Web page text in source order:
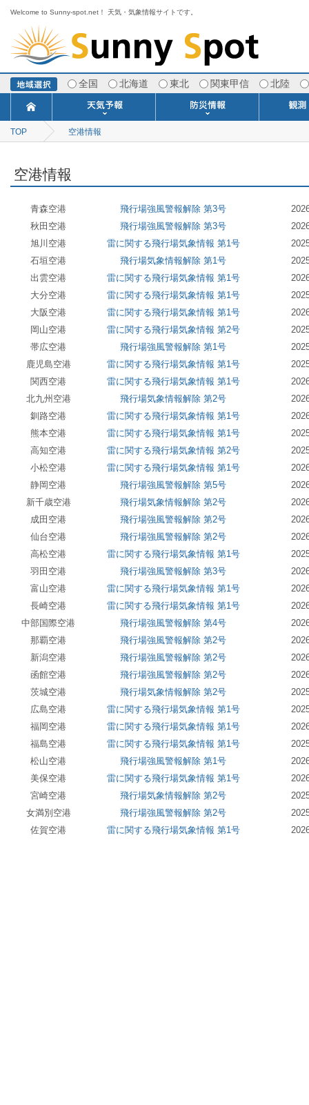
Welcome to Sunny-spot.net！ 天気・気象情報サイトです。
全国 北海道 東北 関東甲信 北陸
TOPICS
分布予報
今日明日の天気
ポイント予報
週間天気予報
1ヶ月予報
3ヶ月予報
寒・暖候期予報
世界の天気
海上予報
TOP 空港情報
空港情報
青森空港 飛行場強風警報解除 第3号
秋田空港
飛行場強風警報解除 第3号
旭川空港
雷に関する飛行場気象情報 第1号
石垣空港
飛行場気象情報解除 第1号
出雲空港
雷に関する飛行場気象情報 第1号
大分空港
雷に関する飛行場気象情報 第1号
大阪空港
雷に関する飛行場気象情報 第1号
岡山空港
雷に関する飛行場気象情報 第2号
帯広空港
飛行場強風警報解除 第1号
鹿児島空港
雷に関する飛行場気象情報 第1号
関西空港
雷に関する飛行場気象情報 第1号
北九州空港
飛行場気象情報解除 第2号
釧路空港
雷に関する飛行場気象情報 第1号
熊本空港
雷に関する飛行場気象情報 第1号
高知空港
雷に関する飛行場気象情報 第2号
小松空港
雷に関する飛行場気象情報 第1号
静岡空港
飛行場強風警報解除 第5号
新千歳空港
飛行場気象情報解除 第2号
成田空港
飛行場強風警報解除 第2号
仙台空港
飛行場強風警報解除 第2号
高松空港
雷に関する飛行場気象情報 第1号
羽田空港
飛行場強風警報解除 第3号
富山空港
雷に関する飛行場気象情報 第1号
長崎空港
雷に関する飛行場気象情報 第1号
中部国際空港
飛行場強風警報解除 第4号
那覇空港
飛行場強風警報解除 第2号
新潟空港
飛行場強風警報解除 第2号
函館空港
飛行場強風警報解除 第2号
茨城空港
飛行場気象情報解除 第2号
広島空港
雷に関する飛行場気象情報 第1号
福岡空港
雷に関する飛行場気象情報 第1号
福島空港
雷に関する飛行場気象情報 第1号
松山空港
飛行場強風警報解除 第1号
美保空港
雷に関する飛行場気象情報 第1号
宮崎空港
飛行場気象情報解除 第2号
女満別空港
飛行場強風警報解除 第2号
佐賀空港
雷に関する飛行場気象情報 第1号